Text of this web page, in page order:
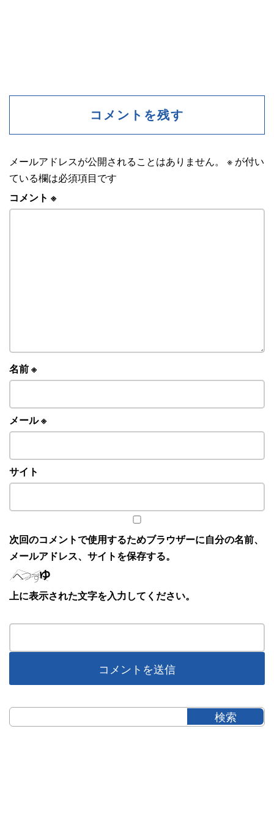
コメントを残す
メールアドレスが公開されることはありません。 ※ が付い
ている欄は必須項目です
コメント ※
名前※
メール※
サイト
次回のコメントで使用するためブラウザーに自分の名前、
メールアドレス、サイトを保存する。
上に表示された文字を入力してください。